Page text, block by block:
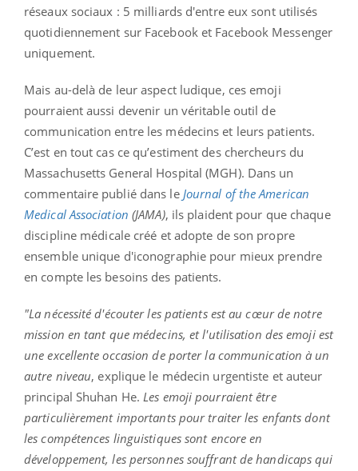
réseaux sociaux : 5 milliards d'entre eux sont utilisés
quotidiennement sur Facebook et Facebook Messenger
uniquement.
Mais au-delà de leur aspect ludique, ces emoji
pourraient aussi devenir un véritable outil de
communication entre les médecins et leurs patients.
C’est en tout cas ce qu’estiment des chercheurs du
Massachusetts General Hospital (MGH). Dans un
commentaire publié dans le Journal of the American
Medical Association (JAMA), ils plaident pour que chaque
discipline médicale créé et adopte de son propre
ensemble unique d'iconographie pour mieux prendre
en compte les besoins des patients.
"La nécessité d'écouter les patients est au cœur de notre
mission en tant que médecins, et l'utilisation des emoji est
une excellente occasion de porter la communication à un
autre niveau, explique le médecin urgentiste et auteur
principal Shuhan He.Les emoji pourraient être
particulièrement importants pour traiter les enfants dont
les compétences linguistiques sont encore en
développement, les personnes souffrant de handicaps qui